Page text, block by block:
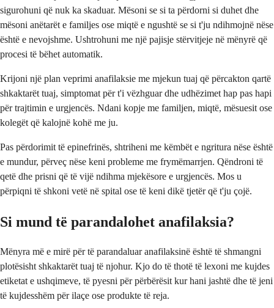
sigurohuni që nuk ka skaduar. Mësoni se si ta përdorni si duhet dhe
mësoni anëtarët e familjes ose miqtë e ngushtë se si t'ju ndihmojnë nëse
është e nevojshme. Ushtrohuni me një pajisje stërvitjeje në mënyrë që
procesi të bëhet automatik.
Krijoni një plan veprimi anafilaksie me mjekun tuaj që përcakton qartë
shkaktarët tuaj, simptomat për t'i vëzhguar dhe udhëzimet hap pas hapi
për trajtimin e urgjencës. Ndani kopje me familjen, miqtë, mësuesit ose
kolegët që kalojnë kohë me ju.
Pas përdorimit të epinefrinës, shtriheni me këmbët e ngritura nëse është
e mundur, përveç nëse keni probleme me frymëmarrjen. Qëndroni të
qetë dhe prisni që të vijë ndihma mjekësore e urgjencës. Mos u
përpiqni të shkoni vetë në spital ose të keni dikë tjetër që t'ju çojë.
Si mund të parandalohet anafilaksia?
Mënyra më e mirë për të parandaluar anafilaksinë është të shmangni
plotësisht shkaktarët tuaj të njohur. Kjo do të thotë të lexoni me kujdes
etiketat e ushqimeve, të pyesni për përbërësit kur hani jashtë dhe të jeni
të kujdesshëm për ilaçe ose produkte të reja.